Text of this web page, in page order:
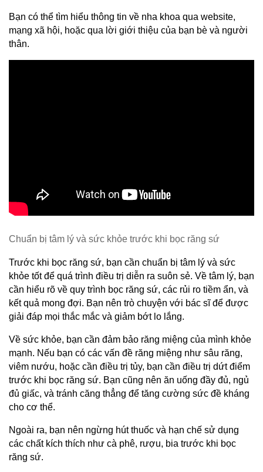
Bạn có thể tìm hiểu thông tin về nha khoa qua website,
mạng xã hội, hoặc qua lời giới thiệu của bạn bè và người
thân.
Chuẩn bị tâm lý và sức khỏe trước khi bọc răng sứ
Trước khi bọc răng sứ, bạn cần chuẩn bị tâm lý và sức
khỏe tốt để quá trình điều trị diễn ra suôn sẻ. Về tâm lý, bạn
cần hiểu rõ về quy trình bọc răng sứ, các rủi ro tiềm ẩn, và
kết quả mong đợi. Bạn nên trò chuyện với bác sĩ để được
giải đáp mọi thắc mắc và giảm bớt lo lắng.
Về sức khỏe, bạn cần đảm bảo răng miệng của mình khỏe
mạnh. Nếu bạn có các vấn đề răng miệng như sâu răng,
viêm nướu, hoặc cần điều trị tủy, bạn cần điều trị dứt điểm
trước khi bọc răng sứ. Bạn cũng nên ăn uống đầy đủ, ngủ
đủ giấc, và tránh căng thẳng để tăng cường sức đề kháng
cho cơ thể.
Ngoài ra, bạn nên ngừng hút thuốc và hạn chế sử dụng
các chất kích thích như cà phê, rượu, bia trước khi bọc
răng sứ.